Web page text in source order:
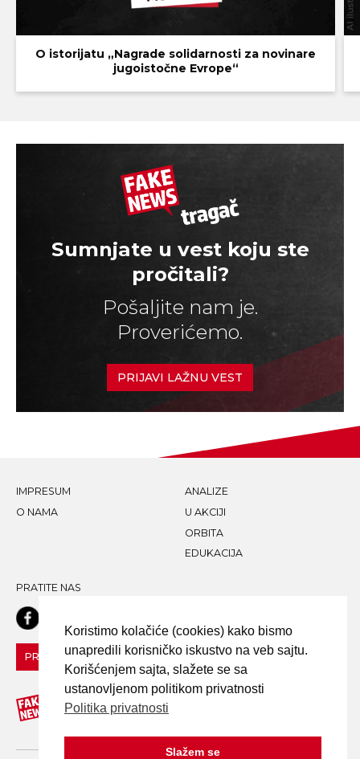
O istorijatu „Nagrade solidarnosti za novinare
jugoistočne Evrope“
Sumnjate u vest koju ste
pročitali?
Pošaljite nam je.
Proverićemo.
PRIJAVI LAŽNU VEST
IMPRESUM
O NAMA
ANALIZE
U AKCIJI
ORBITA
EDUKACIJA
PRATITE NAS
PRIJAVI LAŽNU VEST!
Koristimo kolačiće (cookies) kako bismo
unapredili korisničko iskustvo na veb sajtu.
Korišćenjem sajta, slažete se sa
ustanovljenom politikom privatnosti
Politika privatnosti
Slažem se